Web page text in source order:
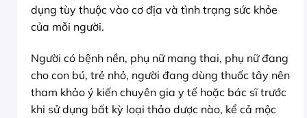
dụng tùy thuộc vào cơ địa và tình trạng sức khỏe
của mỗi người.
Người có bệnh nền, phụ nữ mang thai, phụ nữ đang
cho con bú, trẻ nhỏ, người đang dùng thuốc tây nên
tham khảo ý kiến chuyên gia y tế hoặc bác sĩ trước
khi sử dụng bất kỳ loại thảo dược nào, kể cả mộc